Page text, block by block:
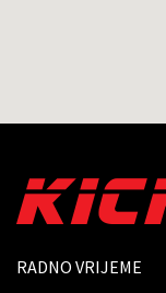
RADNO VRIJEME